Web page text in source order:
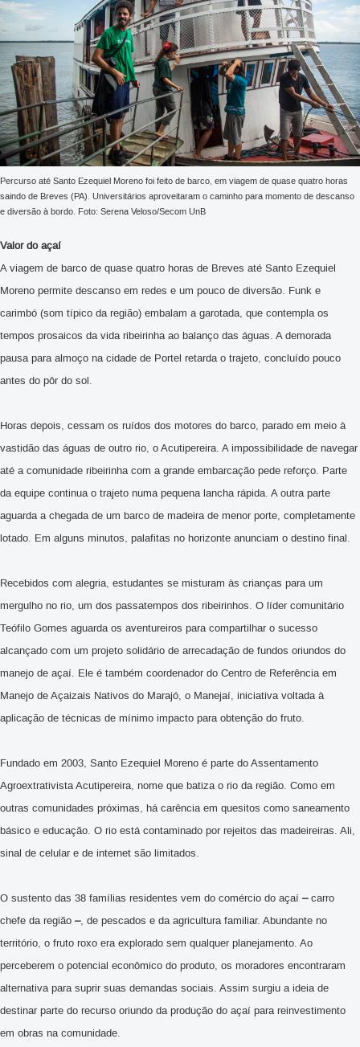
Percurso até Santo Ezequiel Moreno foi feito de barco, em viagem de quase quatro horas
saindo de Breves (PA). Universitários aproveitaram o caminho para momento de descanso
e diversão à bordo. Foto: Serena Veloso/Secom UnB
Valor do açaí
A viagem de barco de quase quatro horas de Breves até Santo Ezequiel
Moreno permite descanso em redes e um pouco de diversão. Funk e
carimbó (som típico da região) embalam a garotada, que contempla os
tempos prosaicos da vida ribeirinha ao balanço das águas. A demorada
pausa para almoço na cidade de Portel retarda o trajeto, concluído pouco
antes do pôr do sol.
Horas depois, cessam os ruídos dos motores do barco, parado em meio à
vastidão das águas de outro rio, o Acutipereira. A impossibilidade de navegar
até a comunidade ribeirinha com a grande embarcação pede reforço. Parte
da equipe continua o trajeto numa pequena lancha rápida. A outra parte
aguarda a chegada de um barco de madeira de menor porte, completamente
lotado. Em alguns minutos, palafitas no horizonte anunciam o destino final.
Recebidos com alegria, estudantes se misturam às crianças para um
mergulho no rio, um dos passatempos dos ribeirinhos. O líder comunitário
Teófilo Gomes aguarda os aventureiros para compartilhar o sucesso
alcançado com um projeto solidário de arrecadação de fundos oriundos do
manejo de açaí. Ele é também coordenador do Centro de Referência em
Manejo de Açaizais Nativos do Marajó, o Manejaí, iniciativa voltada à
aplicação de técnicas de mínimo impacto para obtenção do fruto.
Fundado em 2003, Santo Ezequiel Moreno é parte do Assentamento
Agroextrativista Acutipereira, nome que batiza o rio da região. Como em
outras comunidades próximas, há carência em quesitos como saneamento
básico e educação. O rio está contaminado por rejeitos das madeireiras. Ali,
sinal de celular e de internet são limitados.
O sustento das 38 famílias residentes vem do comércio do açaí –carro
chefe da região –, de pescados e da agricultura familiar. Abundante no
território, o fruto roxo era explorado sem qualquer planejamento. Ao
perceberem o potencial econômico do produto, os moradores encontraram
alternativa para suprir suas demandas sociais. Assim surgiu a ideia de
destinar parte do recurso oriundo da produção do açaí para reinvestimento
em obras na comunidade.